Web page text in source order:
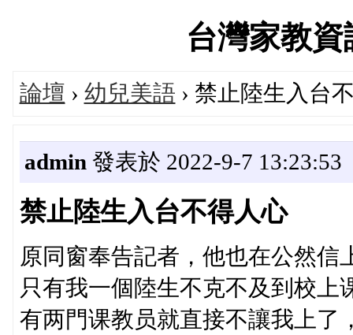
台灣家教
論壇 › 幼兒美語 › 禁止陸生入台
admin 發表於 2022-9-7 13:23:53
禁止陸生入台不得人心
原同窗奉告記者，他也在公然信
只有我一個陸生不克不及到校
有两門课教员就直接不讓我上了